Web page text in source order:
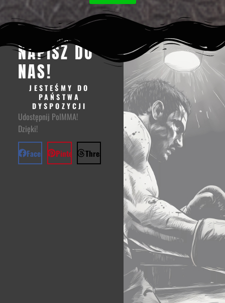
MASZ PYTANIA
NAPISZ DO
NAS!
JESTEŚMY DO
PAŃSTWA
DYSPOZYCJI
Udostępnij PolMMA!
Dzięki!
FacebookPinterestThreads